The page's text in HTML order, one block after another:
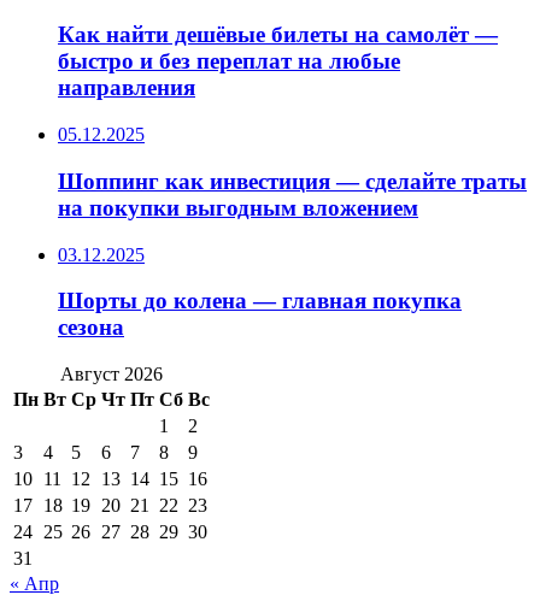
Как найти дешёвые билеты на самолёт —
быстро и без переплат на любые
направления
05.12.2025
Шоппинг как инвестиция — сделайте траты
на покупки выгодным вложением
03.12.2025
Шорты до колена — главная покупка
сезона
Август 2026
Пн Вт Ср Чт Пт Сб Вс
1
2
3
4 5 6 7 8
9
10 11 12 13 14 15 16
17 18 19 20 21 22 23
24 25 26 27 28 29 30
31
« Апр